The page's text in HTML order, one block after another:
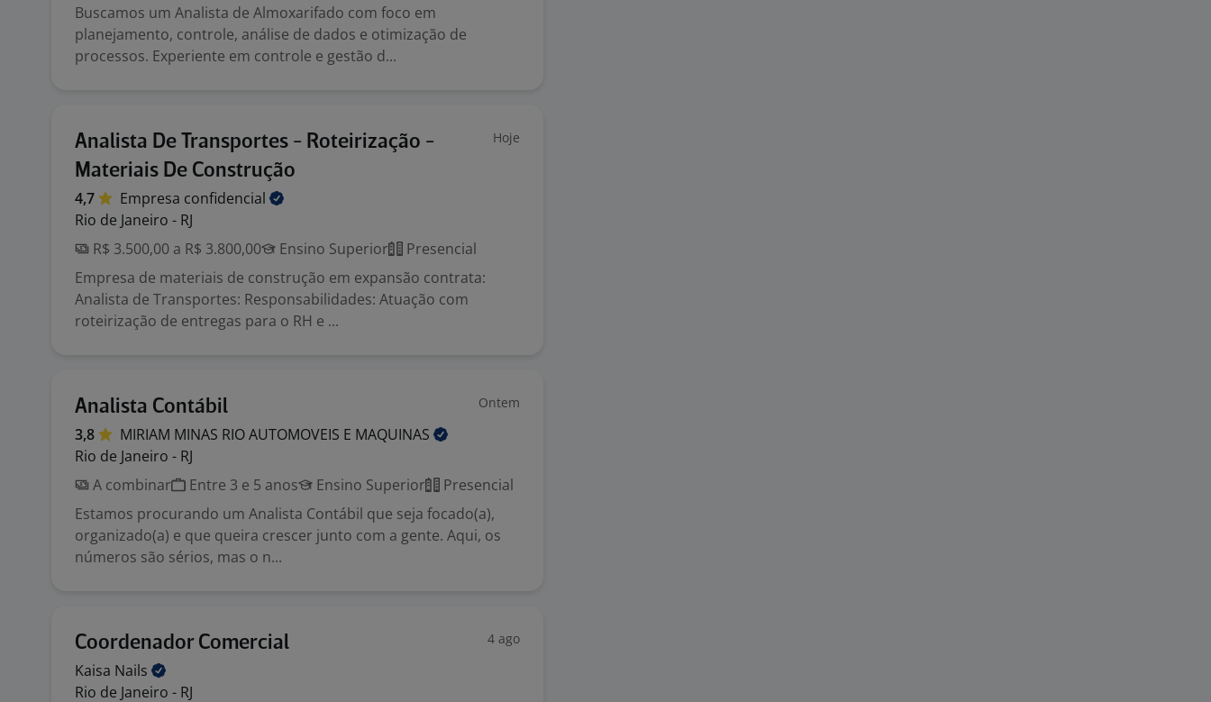
Buscamos um Analista de Almoxarifado com foco em
planejamento, controle, análise de dados e otimização de
processos. Experiente em controle e gestão d...
Analista De Transportes - Roteirização -
Materiais De Construção
Hoje
4,7 Empresa confidencial
Rio de Janeiro - RJ
R$ 3.500,00 a R$ 3.800,00
Ensino Superior
Presencial
Empresa de materiais de construção em expansão contrata:
Analista de Transportes: Responsabilidades: Atuação com
roteirização de entregas para o RH e ...
Analista Contábil Ontem
3,8 MIRIAM MINAS RIO AUTOMOVEIS E MAQUINAS
Rio de Janeiro - RJ
A combinar
Entre 3 e 5 anos Ensino Superior
Presencial
Estamos procurando um Analista Contábil que seja focado(a),
organizado(a) e que queira crescer junto com a gente. Aqui, os
números são sérios, mas o n...
Coordenador Comercial 4 ago
Kaisa Nails
Rio de Janeiro - RJ